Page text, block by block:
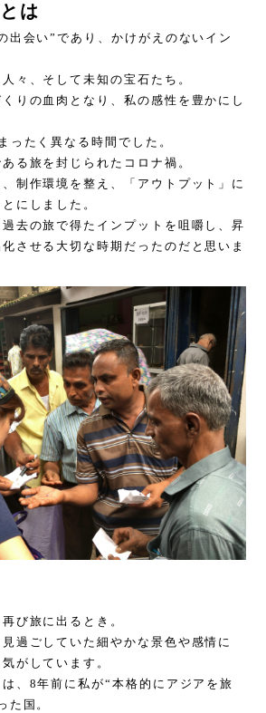
は
出会い”であり、かけがえのないイン
々、そして未知の宝石たち。
りの血肉となり、私の感性を豊かにし
ったく異なる時間でした。
る旅を封じられたコロナ禍。
制作環境を整え、「アウトプット」に
にしました。
去の旅で得たインプットを咀嚼し、昇
させる大切な時期だったのだと思いま
び旅に出るとき。
過ごしていた細やかな景色や感情に
がしています。
、8年前に私が“本格的にアジアを旅
た国。